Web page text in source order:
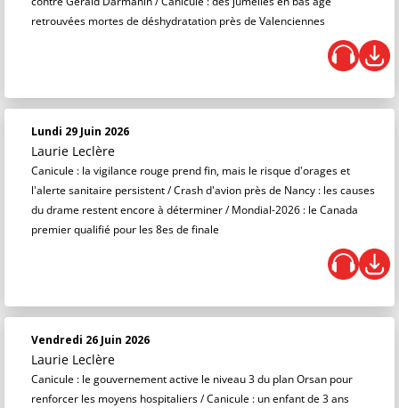
retrouvées mortes de déshydratation près de Valenciennes
Lundi 29 Juin 2026
Laurie Leclère
Canicule : la vigilance rouge prend fin, mais le risque d'orages et
l'alerte sanitaire persistent / Crash d'avion près de Nancy : les causes
du drame restent encore à déterminer / Mondial-2026 : le Canada
premier qualifié pour les 8es de finale
Vendredi 26 Juin 2026
Laurie Leclère
Canicule : le gouvernement active le niveau 3 du plan Orsan pour
renforcer les moyens hospitaliers / Canicule : un enfant de 3 ans